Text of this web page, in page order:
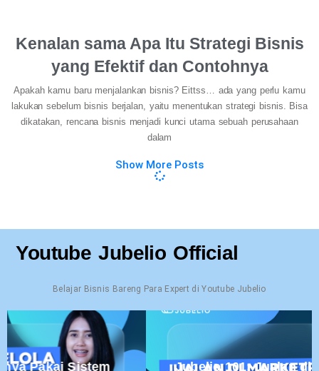
Kenalan sama Apa Itu Strategi Bisnis
yang Efektif dan Contohnya
Apakah kamu baru menjalankan bisnis? Eittss… ada yang perlu kamu
lakukan sebelum bisnis berjalan, yaitu menentukan strategi bisnis. Bisa
dikatakan, rencana bisnis menjadi kunci utama sebuah perusahaan
dalam
Show More Posts
Youtube Jubelio Official
Belajar Bisnis Bareng Para Expert di Youtube Jubelio
Jubelio 101: Jualan di